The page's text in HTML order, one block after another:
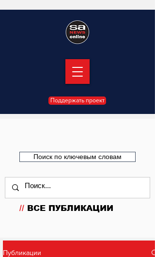
Поддержать проект
Поиск по ключевым словам
// ВСЕ ПУБЛИКАЦИИ
Публикации